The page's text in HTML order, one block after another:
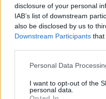
disclosure of your personal
IAB’s list of downstream
also be disclosed by us to
Downstream Participants that
Personal Data
I want to opt-out of the
personal data.